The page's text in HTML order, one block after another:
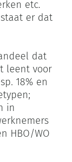
etc.
er dat
dat
leent voor
18% en
in
HBO/WO